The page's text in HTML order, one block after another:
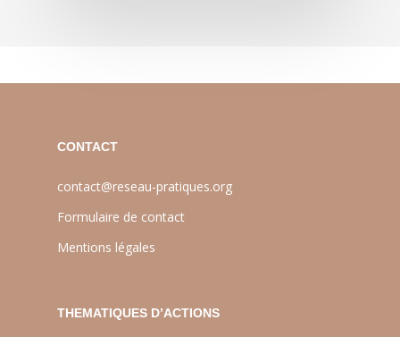
CONTACT
contact@reseau-pratiques.org
Formulaire de contact
Mentions légales
THEMATIQUES D’ACTIONS